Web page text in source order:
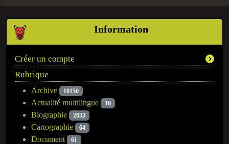
Information
Créer un compte
Rubrique
Archive 10150
Actualité multilingue 10
Biographie 2033
Cartographie 64
Document 61